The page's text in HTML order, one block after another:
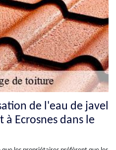
de l'eau de javel
Ecrosnes dans le